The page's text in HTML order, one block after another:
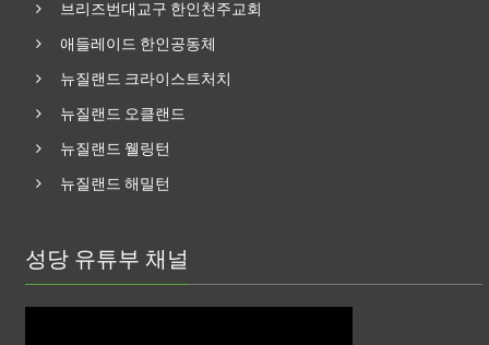
브리즈번대교구 한인천주교회
애들레이드 한인공동체
뉴질랜드 크라이스트처치
뉴질랜드 오클랜드
뉴질랜드 웰링턴
뉴질랜드 해밀턴
성당 유튜부 채널